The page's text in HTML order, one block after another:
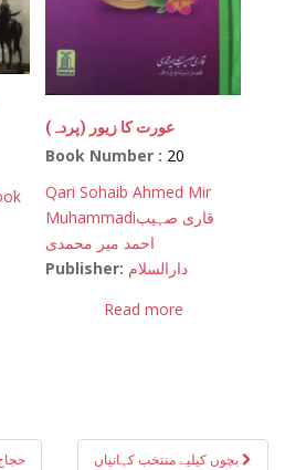
(عورت کا زیور (پردہ
Book Number : 20
Qari Sohaib Ahmed Mir
Muhammadiقاری صہیب
احمد میر محمدی
Publisher: دارالسلام
Read more